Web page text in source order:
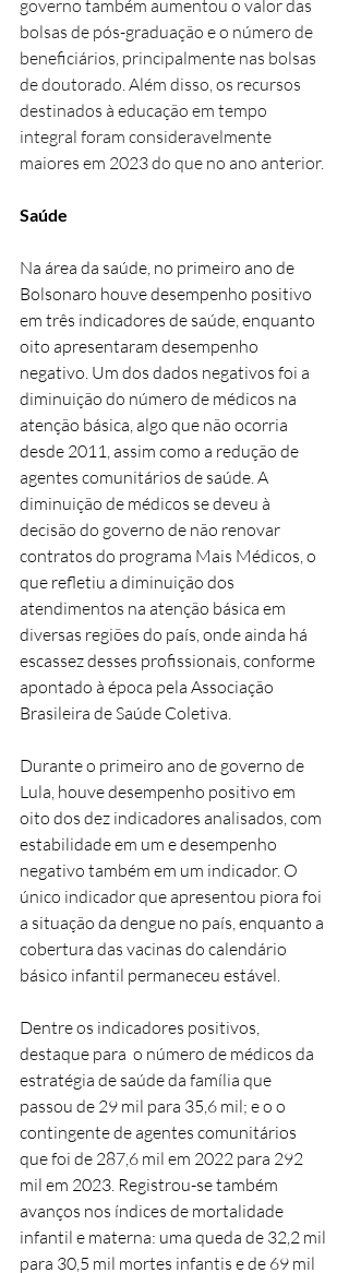
governo também aumentou o valor das
bolsas de pós-graduação e o número de
beneficiários, principalmente nas bolsas
de doutorado. Além disso, os recursos
destinados à educação em tempo
integral foram consideravelmente
maiores em 2023 do que no ano anterior.
Saúde
Na área da saúde, no primeiro ano de
Bolsonaro houve desempenho positivo
em três indicadores de saúde, enquanto
oito apresentaram desempenho
negativo. Um dos dados negativos foi a
diminuição do número de médicos na
atenção básica, algo que não ocorria
desde 2011, assim como a redução de
agentes comunitários de saúde. A
diminuição de médicos se deveu à
decisão do governo de não renovar
contratos do programa Mais Médicos, o
que refletiu a diminuição dos
atendimentos na atenção básica em
diversas regiões do país, onde ainda há
escassez desses profissionais, conforme
apontado à época pela Associação
Brasileira de Saúde Coletiva.
Durante o primeiro ano de governo de
Lula, houve desempenho positivo em
oito dos dez indicadores analisados, com
estabilidade em um e desempenho
negativo também em um indicador. O
único indicador que apresentou piora foi
a situação da dengue no país, enquanto a
cobertura das vacinas do calendário
básico infantil permaneceu estável.
Dentre os indicadores positivos,
destaque para  o número de médicos da
estratégia de saúde da família que
passou de 29 mil para 35,6 mil; e o o
contingente de agentes comunitários
que foi de 287,6 mil em 2022 para 292
mil em 2023. Registrou-se também
avanços nos índices de mortalidade
infantil e materna: uma queda de 32,2 mil
para 30,5 mil mortes infantis e de 69 mil